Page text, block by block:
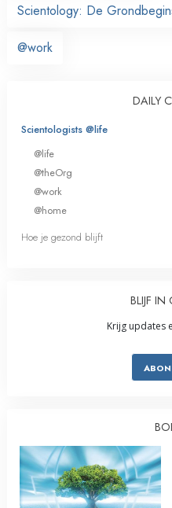
Scientology: De
@work
DAILY
Scientologists @life
@life
@theOrg
@work
@home
Hoe je gezond blijft
BLIJF
Krijg updates